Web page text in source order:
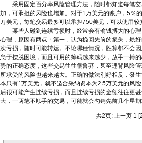
采用固定百分率风险管理方法，随时都知道每笔交
加，可承担的风险也增加。对于1万美元的账户，5％
万美元，每笔交易最多可以承担750美元，可以使用较
某些人碰到连续亏损时，经常会有输钱搏大的心理
心理，原因有两点：第一，认为挽回先前的损失，最
次亏损，随时可能转运。不论哪種情况，胜算都不会
急于摆脱困境，而且可用的筹码越来越少，放手一搏
势的正确态度，这些交易往往很鲁莽，甚至违背风险
所承受的风险也越来越大。正确的做法刚好相反，發
本只有1万美元，就不适合采纳资本为2.5万美元的风
后很可能产生连续亏损，而且连续亏损的金额往往更
大，一两笔不顺手的交易，可能就会勾销先前几个星期
共2页: 上一页 1